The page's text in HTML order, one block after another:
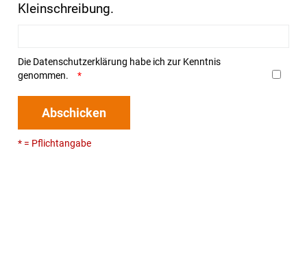
Kleinschreibung.
Die Datenschutzerklärung habe ich zur Kenntnis
genommen.
Abschicken
* = Pflichtangabe